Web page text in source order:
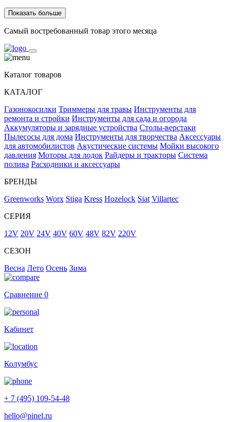
Показать больше
Самый востребованный товар этого месяца
Каталог товаров
КАТАЛОГ
Газонокосилки Триммеры для травы Инструменты для
ремонта и стройки Инструменты для сада и огорода
Аккумуляторы и зарядные устройства Столы-верстаки
Пылесосы для дома Инструменты для творчества Аксессуары
для автомобилистов Акустические системы Мойки высокого
давления Моторы для лодок Райдеры и тракторы Система
полива Расходники и аксессуары
БРЕНДЫ
Greenworks Worx Stiga Kress Hozelock Siat Villartec
СЕРИЯ
12V 20V 24V 40V 60V 48V 82V 220V
СЕЗОН
Весна Лето Осень Зима
Сравнение 0
Кабинет
Колумбус
+ 7 (495) 109-54-48
hello@pinel.ru